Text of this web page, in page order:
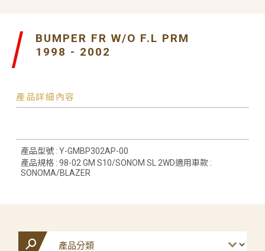
BUMPER FR W/O F.L PRM
1998 - 2002
產品詳細內容
產品型號 : Y-GMBP302AP-00
產品規格 : 98-02 GM S10/SONOM SL 2WD適用車款 :
SONOMA/BLAZER